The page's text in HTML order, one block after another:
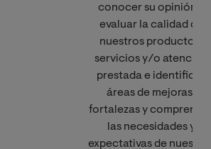
conocer su opinión y
evaluar la calidad de
nuestros productos,
servicios y/o atención
prestada e identificar
áreas de mejoras,
fortalezas y
las necesidades y
expectativas de